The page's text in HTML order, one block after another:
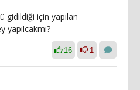
gidildiği için yapılan
16 1